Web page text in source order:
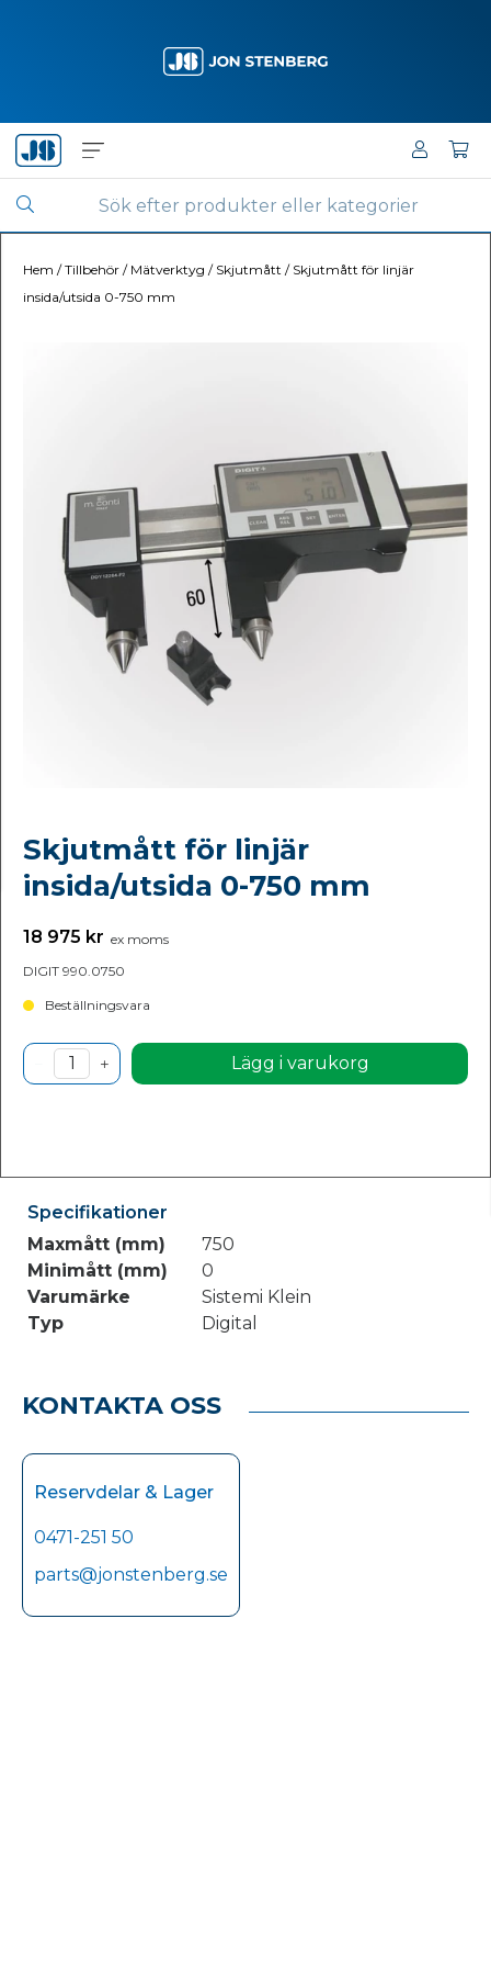
Hem /Tillbehör / Mätverktyg / Skjutmått / Skjutmått för linjär
insida/utsida 0-750 mm
Skjutmått för linjär
insida/utsida 0-750 mm
18 975 kr ex moms
DIGIT 990.0750
Beställningsvara
Lägg i varukorg
Specifikationer
Maxmått (mm)
750
Minimått (mm)
0
Varumärke
Sistemi Klein
Typ
Digital
KONTAKTA OSS
Reservdelar & Lager
0471-251 50
parts@jonstenberg.se